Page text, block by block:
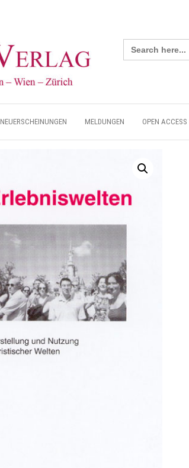
Search
for:
NEUERSCHEINUNGEN MELDUNGEN OPEN ACCESS